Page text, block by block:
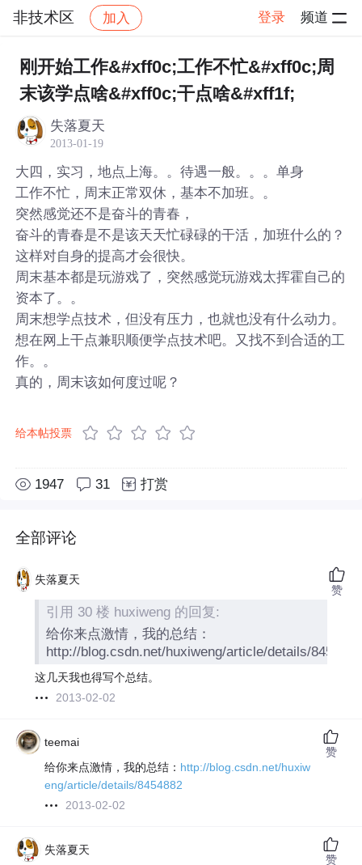
非技术区 加入 登录 频道
社区 非技术区 帖子详情
刚开始工作&#xff0c;工作不忙&#xff0c;周
末该学点啥&#xff0c;干点啥&#xff1f;
失落夏天
2013-01-19
大四，实习，地点上海。。待遇一般。。。单身
工作不忙，周末正常双休，基本不加班。。
突然感觉还不是奋斗的青春，
奋斗的青春是不是该天天忙碌碌的干活，加班什么的？
这样对自身的提高才会很快。
周末基本都是玩游戏了，突然感觉玩游戏太挥霍自己的
资本了。。
周末想学点技术，但没有压力，也就也没有什么动力。
想在网上干点兼职顺便学点技术吧。又找不到合适的工
作。。
真的，周末该如何度过呢？
给本帖投票
1947 31 打赏
全部评论
失落夏天
引用 30 楼 huxiweng 的回复:
给你来点激情，我的总结：
http://blog.csdn.net/huxiweng/article/details/8454882
这几天我也得写个总结。
2013-02-02
赞
teemai
给你来点激情，我的总结： http://blog.csdn.net/huxiw
eng/article/details/8454882
2013-02-02
赞
失落夏天
赞